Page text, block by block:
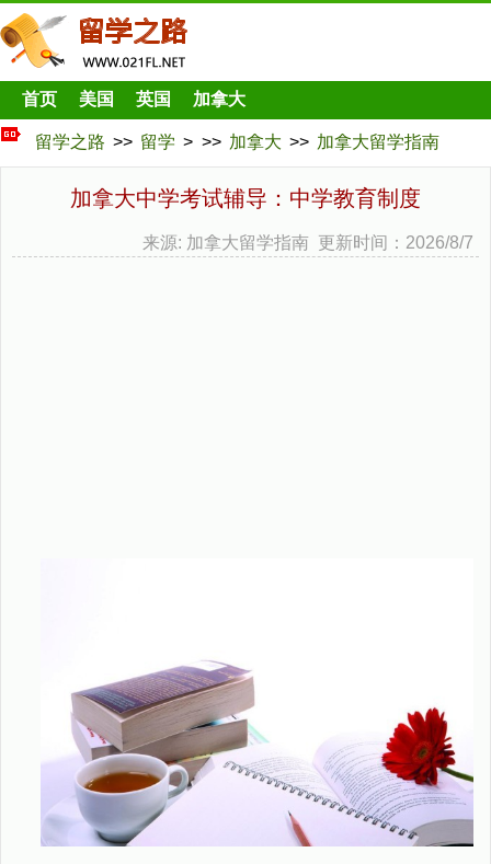
首页 美国 英国 加拿大
留学之路 >> 留学 > >> 加拿大 >> 加拿大留学指南
加拿大中学考试辅导：中学教育制度
来源: 加拿大留学指南 更新时间：2026/8/7